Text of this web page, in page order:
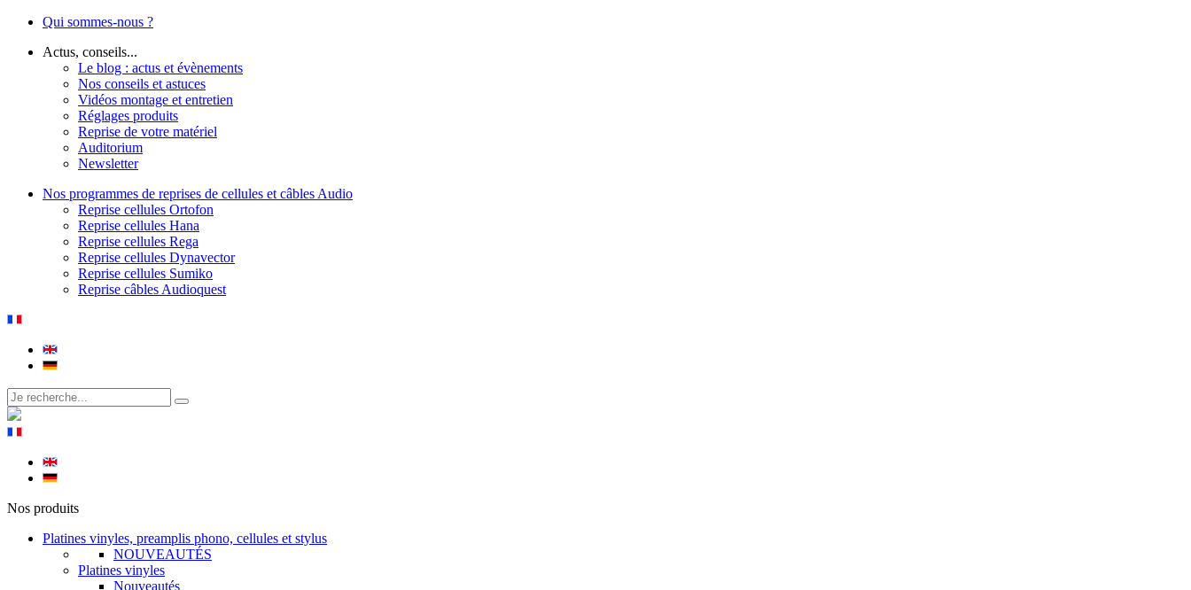
Qui sommes-nous ?
Actus, conseils...
Le blog : actus et évènements
Nos conseils et astuces
Vidéos montage et entretien
Réglages produits
Reprise de votre matériel
Auditorium
Newsletter
Nos programmes de reprises de cellules et câbles Audio
Reprise cellules Ortofon
Reprise cellules Hana
Reprise cellules Rega
Reprise cellules Dynavector
Reprise cellules Sumiko
Reprise câbles Audioquest
Nos produits
Platines vinyles, preamplis phono, cellules et stylus
NOUVEAUTÉS
Platines vinyles
Nouveautés